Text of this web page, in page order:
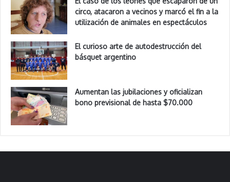
circo, atacaron a vecinos y marcó el fin a la
utilización de animales en espectáculos
El curioso arte de autodestrucción del
básquet argentino
Aumentan las jubilaciones y oficializan
bono previsional de hasta $70.000